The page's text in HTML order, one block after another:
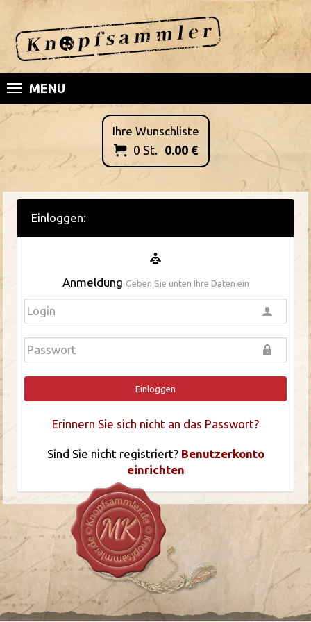
MENU
Ihre Wunschliste
 0 St. 0.00€
Einloggen:
Anmeldung Geben Sie unten Ihre Daten ein
Einloggen
Erinnern Sie sich nicht an das Passwort?
Sind Sie nicht registriert? Benutzerkonto
einrichten